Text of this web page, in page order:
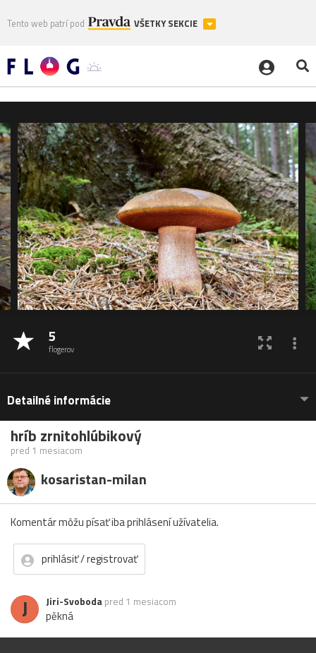
Tento web patrí pod VŠETKY SEKCIE
5
flogerov
Detailné informácie
hríb zrnitohlúbikový
pred 1 mesiacom
kosaristan-milan
Komentár môžu písať iba prihlásení užívatelia.
prihlásiť / registrovať
J Jiri-Svoboda pred 1 mesiacom
pěkná